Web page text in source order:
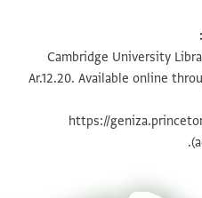
تكبير و تدوير
Cambridge University
Ar.12.20. Available online
https://